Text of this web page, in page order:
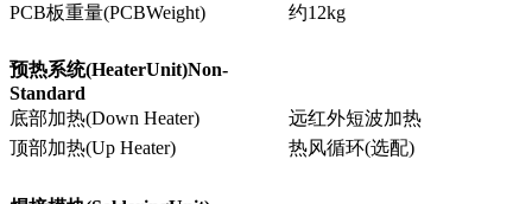
PCB板重量(PCBWeight)
约12kg
预热系统(HeaterUnit)Non-
Standard
底部加热(Down Heater)
远红外短波加热
顶部加热(Up Heater)
热风循环(选配)